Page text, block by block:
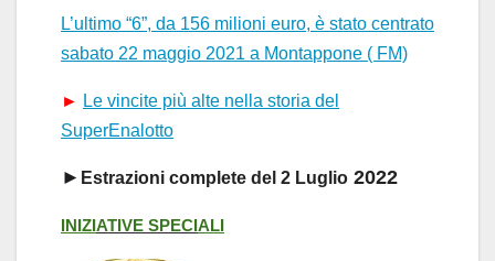
L’ultimo “6”, da 156 milioni euro, è stato centrato
sabato 22 maggio 2021 a Montappone ( FM)
► Le vincite più alte nella storia del
SuperEnalotto
► Estrazioni complete del 2 Luglio 2022
INIZI ATIVE SPECI ALI